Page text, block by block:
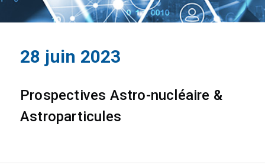
28 juin 2023
Prospectives Astro-nucléaire &
Astroparticules